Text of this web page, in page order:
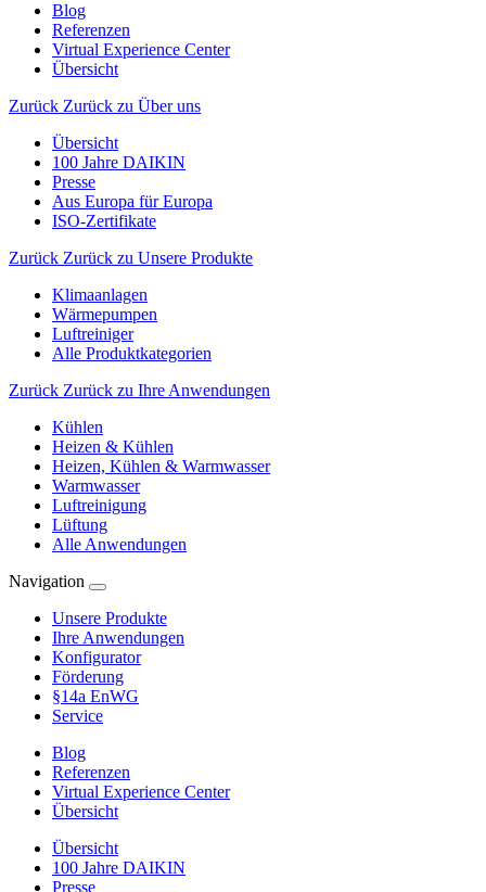
Blog
Referenzen
Virtual Experience Center
Übersicht
Zurück Zurück zu Über uns
Übersicht
100 Jahre DAIKIN
Presse
Aus Europa für Europa
ISO-Zertifikate
Zurück Zurück zu Unsere Produkte
Klimaanlagen
Wärmepumpen
Luftreiniger
Alle Produktkategorien
Zurück Zurück zu Ihre Anwendungen
Kühlen
Heizen & Kühlen
Heizen, Kühlen & Warmwasser
Warmwasser
Luftreinigung
Lüftung
Alle Anwendungen
Navigation
Unsere Produkte
Ihre Anwendungen
Konfigurator
Förderung
§14a EnWG
Service
Blog
Referenzen
Virtual Experience Center
Übersicht
Übersicht
100 Jahre DAIKIN
Presse